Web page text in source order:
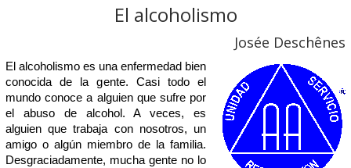
El alcoholismo
Josée Deschênes
El alcoholismo es una enfermedad bien
conocida de la gente. Casi todo el
mundo conoce a alguien que sufre por
el abuso de alcohol. A veces, es
alguien que trabaja con nosotros, un
amigo o algún miembro de la familia.
Desgraciadamente, mucha gente no lo